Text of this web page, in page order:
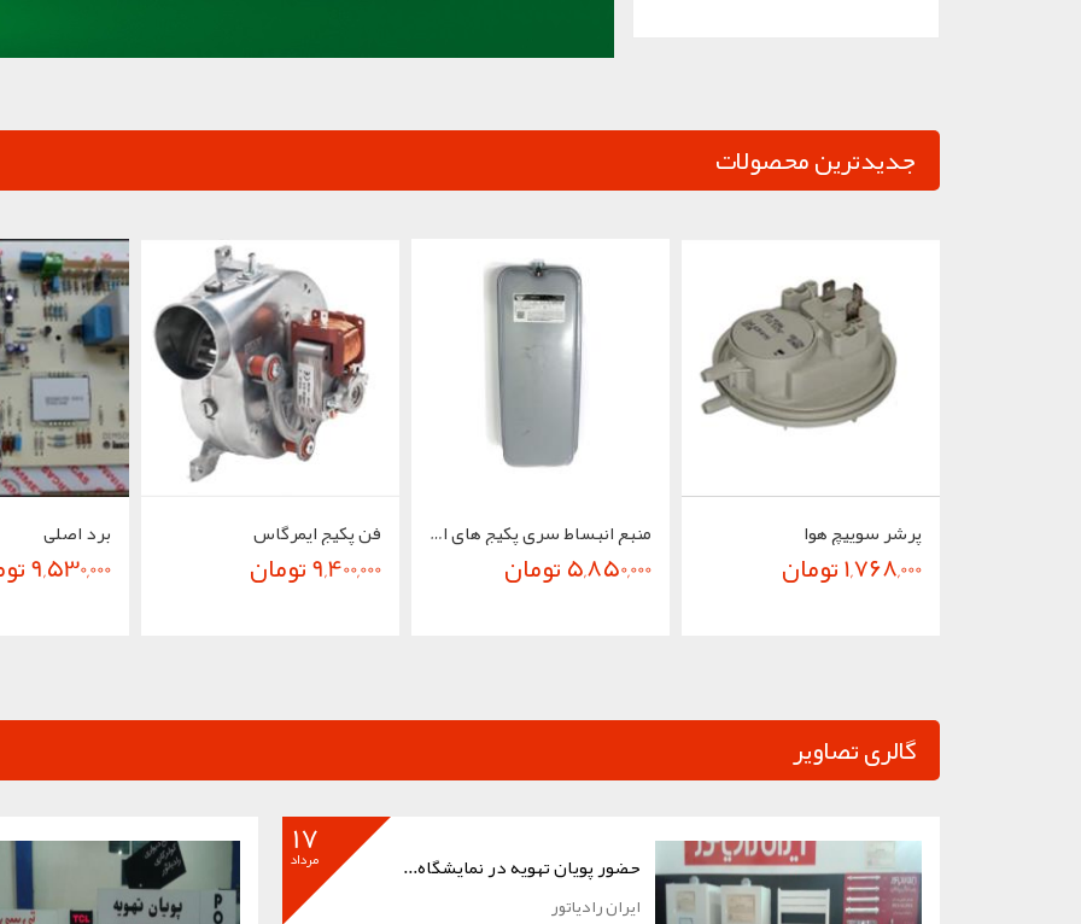
جدیدترین محصولات
برد اصلی
9,530,000 تومان
فن پکیج ایمرگاس
9,400,000 تومان
منبع انبساط سری پکیج های ایمرگاس
5,850,000 تومان
پرشر سوییچ هوا
1,768,000 تومان
گالری تصاویر
حضور پویان تهویه در نمایشگاه...
ایران رادیاتور
17
مرداد